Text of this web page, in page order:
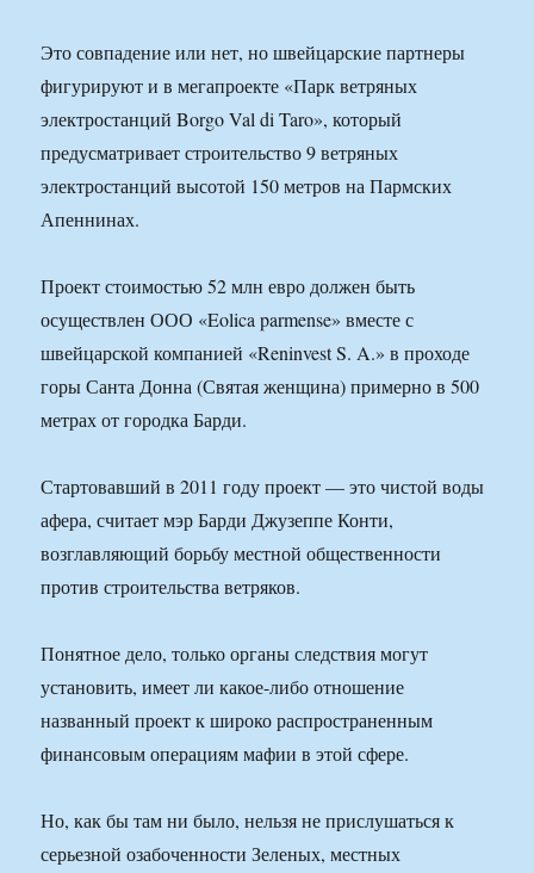
Это совпадение или нет, но швейцарские партнеры
фигурируют и в мегапроекте «Парк ветряных
электростанций Borgo Val di Taro», который
предусматривает строительство 9 ветряных
электростанций высотой 150 метров на Пармских
Апеннинах.
Проект стоимостью 52 млн евро должен быть
осуществлен ООО «Eolica parmense» вместе с
швейцарской компанией «Reninvest S. A.» в проходе
горы Санта Донна (Святая женщина) примерно в 500
метрах от городка Барди.
Стартовавший в 2011 году проект — это чистой воды
афера, считает мэр Барди Джузеппе Конти,
возглавляющий борьбу местной общественности
против строительства ветряков.
Понятное дело, только органы следствия могут
установить, имеет ли какое-либо отношение
названный проект к широко распространенным
финансовым операциям мафии в этой сфере.
Но, как бы там ни было, нельзя не прислушаться к
серьезной озабоченности Зеленых, местных